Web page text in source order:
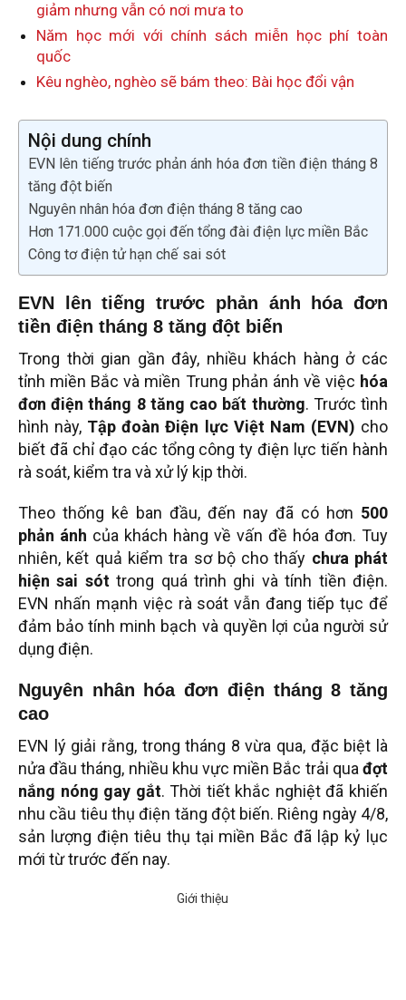
giảm nhưng vẫn có nơi mưa to
Năm học mới với chính sách miễn học phí toàn
quốc
Kêu nghèo, nghèo sẽ bám theo: Bài học đổi vận
Nội dung chính
EVN lên tiếng trước phản ánh hóa đơn tiền điện tháng 8
tăng đột biến
Nguyên nhân hóa đơn điện tháng 8 tăng cao
Hơn 171.000 cuộc gọi đến tổng đài điện lực miền Bắc
Công tơ điện tử hạn chế sai sót
EVN lên tiếng trước phản ánh hóa đơn
tiền điện tháng 8 tăng đột biến
Trong thời gian gần đây, nhiều khách hàng ở các
tỉnh miền Bắc và miền Trung phản ánh về việc hóa
đơn điện tháng 8 tăng cao bất thường. Trước tình
hình này, Tập đoàn Điện lực Việt Nam (EVN) cho
biết đã chỉ đạo các tổng công ty điện lực tiến hành
rà soát, kiểm tra và xử lý kịp thời.
Theo thống kê ban đầu, đến nay đã có hơn 500
phản ánh của khách hàng về vấn đề hóa đơn. Tuy
nhiên, kết quả kiểm tra sơ bộ cho thấy chưa phát
hiện sai sóttrong quá trình ghi và tính tiền điện.
EVN nhấn mạnh việc rà soát vẫn đang tiếp tục để
đảm bảo tính minh bạch và quyền lợi của người sử
dụng điện.
Nguyên nhân hóa đơn điện tháng 8 tăng
cao
EVN lý giải rằng, trong tháng 8 vừa qua, đặc biệt là
nửa đầu tháng, nhiều khu vực miền Bắc trải quađợt
nắng nóng gay gắt. Thời tiết khắc nghiệt đã khiến
nhu cầu tiêu thụ điện tăng đột biến. Riêng ngày 4/8,
sản lượng điện tiêu thụ tại miền Bắc đã lập kỷ lục
mới từ trước đến nay.